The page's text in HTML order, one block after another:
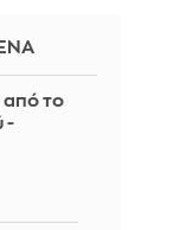
από το
-